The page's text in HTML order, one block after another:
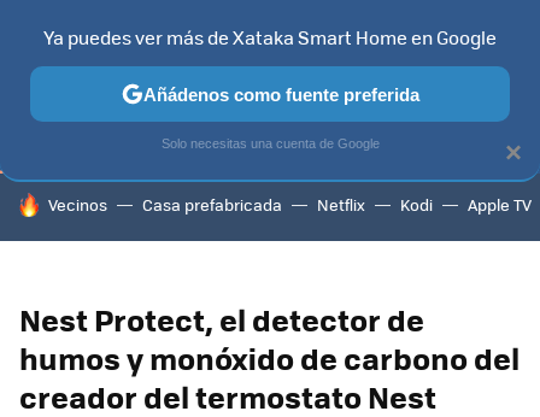
TELEVISORES CONTENIDOS SMART TV SELECCIÓN
HOY SE HABLA DE
Vecinos Casa prefabricada Netflix Kodi Apple TV
Nest Protect, el detector de
humos y monóxido de carbono del
creador del termostato Nest
×
Ya puedes ver más de Xataka Smart Home en Google
Añádenos como fuente preferida
Solo necesitas una cuenta de Google